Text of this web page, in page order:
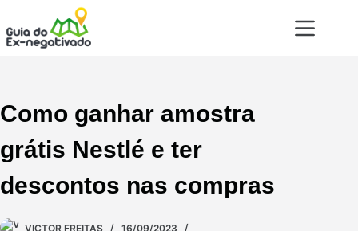
Como ganhar amostra
grátis Nestlé e ter
descontos nas compras
VICTOR FREITAS
16/09/2023